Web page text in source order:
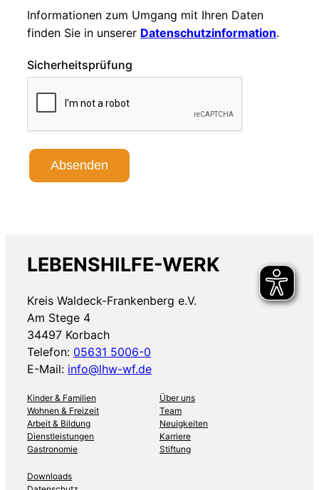
Informationen zum Umgang mit Ihren Daten
finden Sie in unserer Datenschutzinformation.
Sicherheitsprüfung
Absenden
LEBENSHILFE-WERK
Kreis Waldeck-Frankenberg e.V.
Am Stege 4
34497 Korbach
Telefon: 05631 5006-0
E-Mail: info@lhw-wf.de
Kinder & Familien
Wohnen & Freizeit
Arbeit & Bildung
Dienstleistungen
Gastronomie
Über uns
Team
Neuigkeiten
Karriere
Stiftung
Downloads